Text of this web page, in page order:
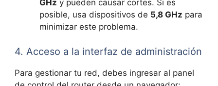
GHz y pueden causar cortes. Si es
posible, usa dispositivos de 5,8 GHz para
minimizar este problema.
4. Acceso a la interfaz de administración
Para gestionar tu red, debes ingresar al panel